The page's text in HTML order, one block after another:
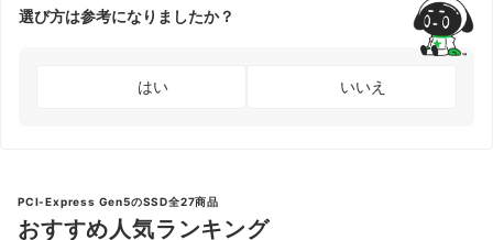
選び方は参考になりましたか？
はい いいえ
PCI-Express Gen5のSSD全27商品
おすすめ人気ランキング